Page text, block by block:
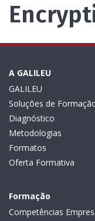
A GALILEU
GALILEU
Soluções de
Diagnóstico
Metodologias
Formatos
Oferta Formativa
Formação
Competências